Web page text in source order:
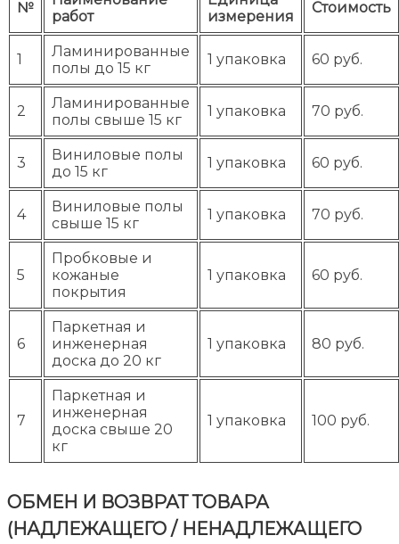
№
работ
измерения
Стоимость
1
Ламинированные
полы до 15 кг
1 упаковка 60 руб.
2
Ламинированные
полы свыше 15 кг
1 упаковка 70 руб.
3
Виниловые полы
до 15 кг
1 упаковка 60 руб.
4
Виниловые полы
свыше 15 кг
1 упаковка 70 руб.
5
Пробковые и
кожаные
покрытия
1 упаковка 60 руб.
6
Паркетная и
инженерная
доска до 20 кг
1 упаковка 80 руб.
7
Паркетная и
инженерная
доска свыше 20
кг
1 упаковка 100 руб.
ОБМЕН И ВОЗВРАТ ТОВАРА
(НАДЛЕЖАЩЕГО / НЕНАДЛЕЖАЩЕГО